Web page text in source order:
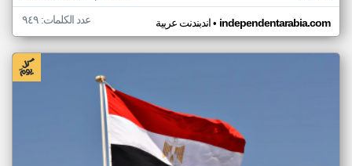
اندبندنت عربية• independentarabia.com عدد الكلمات: ٩٤٩